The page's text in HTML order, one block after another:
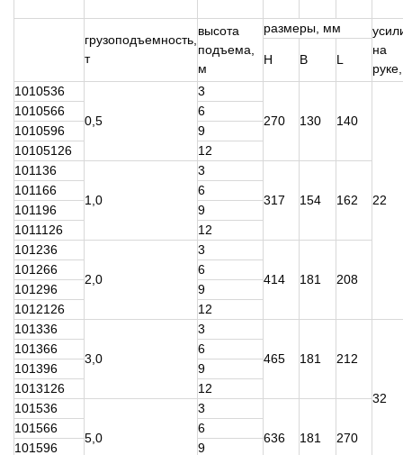
грузоподъемность,
т
высота
подъема,
м
размеры, мм
на
руке,
Н В L
1010536
0,5
3
270 130 140
22
1010566
6
1010596
9
10105126
12
101136
1,0
3
317 154 162
101166
6
101196
9
1011126
12
101236
2,0
3
414 181 208
101266
6
101296
9
1012126
12
101336
3,0
3
465 181 212
32
101366
6
101396
9
1013126
12
101536
5,0
3
636 181 270
101566
6
101596
9